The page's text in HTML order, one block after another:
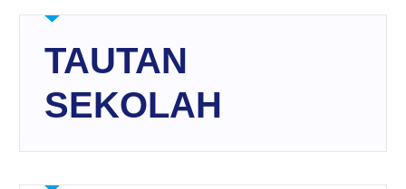
TAUTAN
SEKOLAH